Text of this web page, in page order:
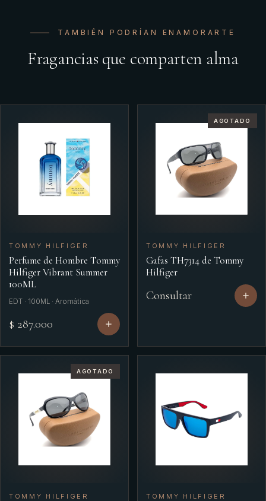
TAMBIÉN PODRÍAN ENAMORARTE
Fragancias que comparten alma
TOMMY HILFIGER
Perfume de Hombre Tommy
Hilfiger Vibrant Summer
100ML
EDT · 100ML · Aromática
$ 287.000
AGOTADO
TOMMY HILFIGER
Gafas TH7314 de Tommy
Hilfiger
Consultar
AGOTADO
TOMMY HILFIGER TOMMY HILFIGER